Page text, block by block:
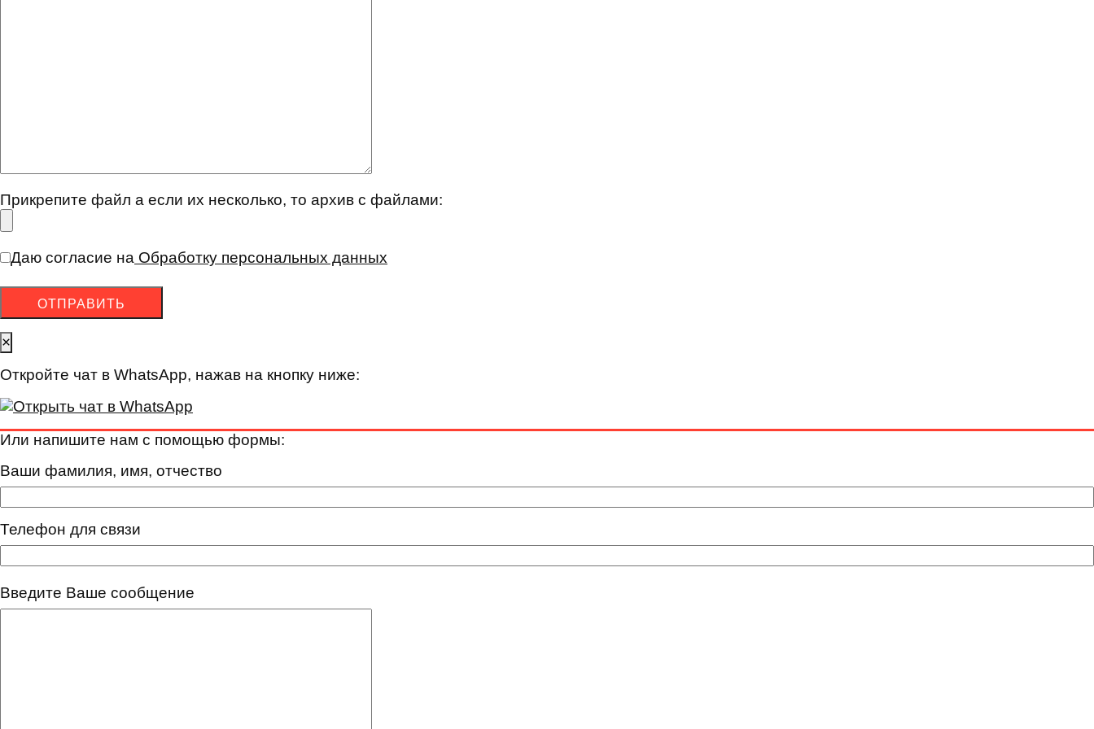
Прикрепите файл а если их несколько, то архив с файлами:
Даю согласие на Обработку персональных данных
×
Откройте чат в WhatsApp, нажав на кнопку ниже:
Или напишите нам с помощью формы:
Ваши фамилия, имя, отчество
Телефон для связи
Введите Ваше сообщение